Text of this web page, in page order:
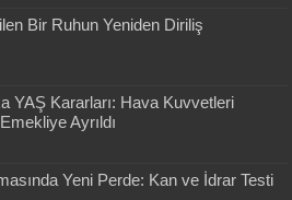
Bir Ruhun Yeniden Diriliş
YAŞ Kararları: Hava Kuvvetleri
Ayrıldı
Yeni Perde: Kan ve İdrar Testi